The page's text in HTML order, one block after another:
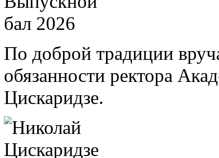
По доброй традиции
обязанности ректора
Цискаридзе.